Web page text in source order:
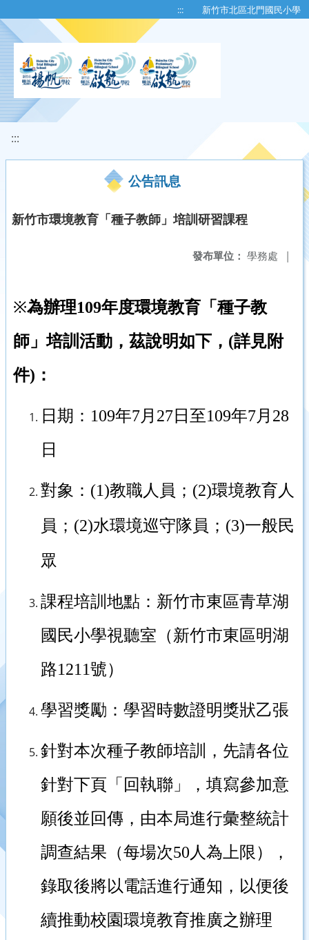
::: 新竹市北區北門國民小學
:::
公告訊息
新竹市環境教育「種子教師」培訓研習課程
發布單位： 學務處 |
※為辦理109年度環境教育「種子教
師」培訓活動，茲說明如下，(詳見附
件)：
日期： 109年7月 27日至109年7月 28
日
對象： (1)教職人員； (2)環境教育人
員 ； (2)水環境巡守隊員； (3)一般民
眾
課程培訓地點：新竹市東區青草湖
國民小學視聽室（新竹市東區明湖
路1211號）
學習獎勵：學習時數證明獎狀乙張
針對本次種子教師培訓，先請各位
針對下頁「回執聯」，填寫參加意
願後並回傳，由本局進行彙整統計
調查結果（每場次50 人為上限），
錄取後將以電話進行通知，以便後
續推動校園環境教育推廣之辦理